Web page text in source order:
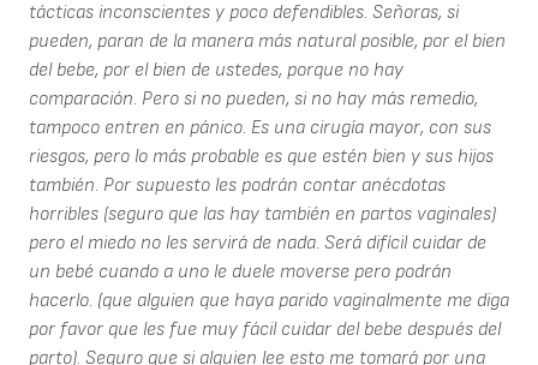
tácticas inconscientes y poco defendibles. Señoras, si
pueden, paran de la manera más natural posible, por el bien
del bebe, por el bien de ustedes, porque no hay
comparación. Pero si no pueden, si no hay más remedio,
tampoco entren en pánico. Es una cirugía mayor, con sus
riesgos, pero lo más probable es que estén bien y sus hijos
también. Por supuesto les podrán contar anécdotas
horribles (seguro que las hay también en partos vaginales)
pero el miedo no les servirá de nada. Será difícil cuidar de
un bebé cuando a uno le duele moverse pero podrán
hacerlo. (que alguien que haya parido vaginalmente me diga
por favor que les fue muy fácil cuidar del bebe después del
parto). Seguro que si alguien lee esto me tomará por una